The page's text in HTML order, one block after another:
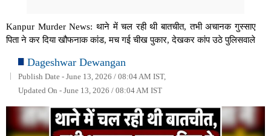
Kanpur Murder News: थाने में चल रही थी बातचीत, तभी अचानक गुस्साए
पिता ने कर दिया खौफनाक कांड, मच गई चीख पुकार, देखकर कांप उठे पुलिसवाले
Dageshwar Dewangan
Publish Date - June 13, 2026 / 08:04 AM IST,
Updated On - June 13, 2026 / 08:04 AM IST